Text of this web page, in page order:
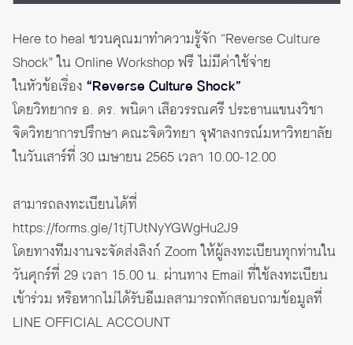
Here to heal ชวนคุณมาทำความรู้จัก “Reverse Culture
Shock” ใน Online Workshopฟรี ไม่มีค่าใช้จ่าย
ในหัวข้อเรื่อง “Reverse Culture Shock”
โดยวิทยากร อ. ดร. พนิตา เสือวรรณศรี ประธานแขนงวิชา
จิตวิทยาการปรึกษา คณะจิตวิทยา จุฬาลงกรณ์มหาวิทยาลัย
ในวันเสาร์ที่ 30 เมษายน 2565 เวลา 10.00-12.00
สามารถลงทะเบียนได้ที่
https://forms.gle/1tjTUtNyYGWgHu2J9
โดยทางทีมงานจะจัดส่งลิงก์ Zoom ให้ผู้ลงทะเบียนทุกท่านใน
วันศุกร์ที่ 29 เวลา 15.00 น. ผ่านทาง Email ที่ใช้ลงทะเบียน
เข้าร่วม หรือหากไม่ได้รับอีเมลสามารถทักสอบถามข้อมูลที่
LINE OFFICIAL ACCOUNT